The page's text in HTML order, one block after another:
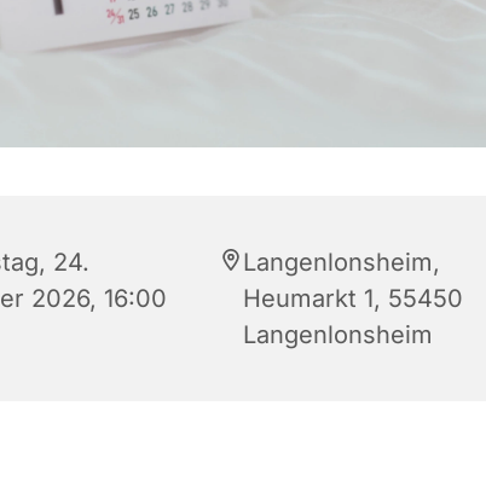
24.
2026, 16:00
Langenlonsheim,
Heumarkt 1, 55450
Langenlonsheim